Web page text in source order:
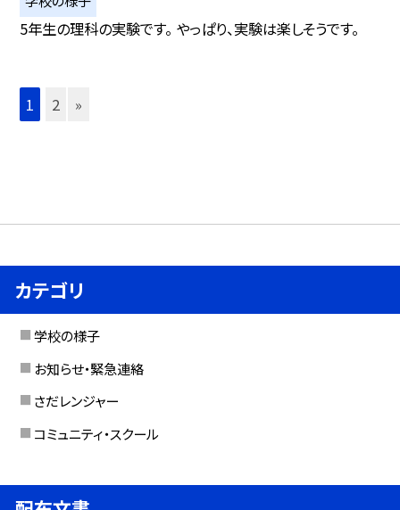
5年生の理科の実験です。 やっぱり、実験は楽しそうです。
1 2 »
カテゴリ
学校の様子
お知らせ・緊急連絡
さだレンジャー
コミュニティ・スクール